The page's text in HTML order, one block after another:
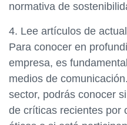
normativa de
4. Lee artículos de
Para conocer en
empresa, es
medios de
sector, podrás conocer
de críticas recientes por